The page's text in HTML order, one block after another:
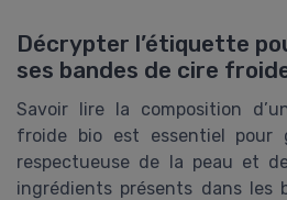
Décrypter l’étiquette
ses bandes de cire
Savoir lire la composition
froide bio est essentiel pour
respectueuse de la peau et
ingrédients présents dans les